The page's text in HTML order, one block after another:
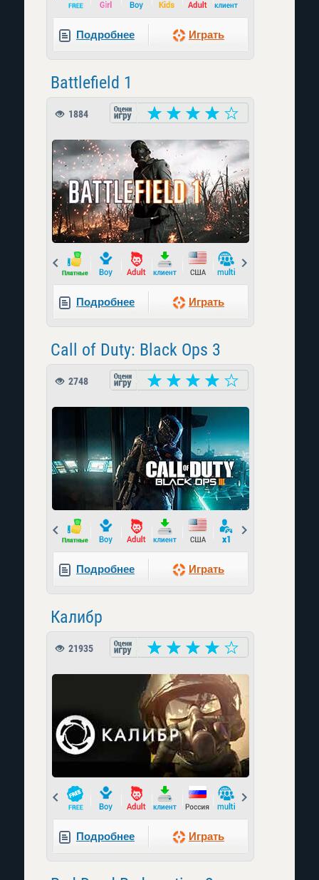
Подробнее Играть
Battlefield 1
1884
Prev
Подробнее Играть
Call of Duty: Black Ops 3
2748
Prev
Подробнее Играть
Калибр
21935
Prev
Подробнее Играть